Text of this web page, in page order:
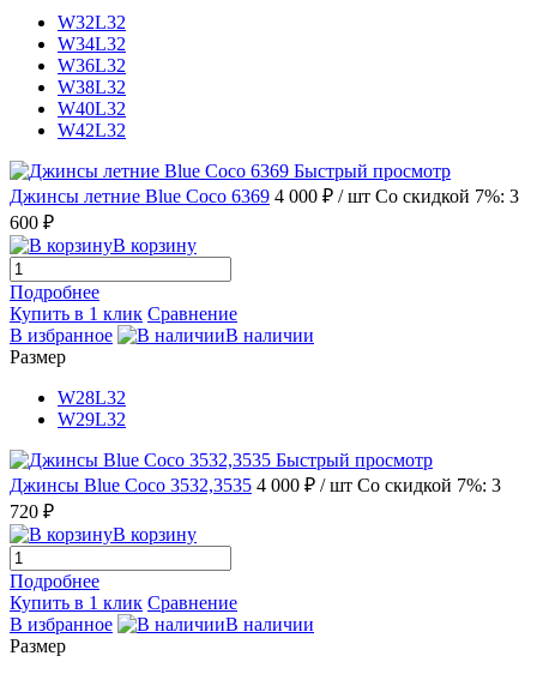
W32L32
W34L32
W36L32
W38L32
W40L32
W42L32
Быстрый просмотр
Джинсы летние Blue Coco 6369 4 000 ₽ / шт Со скидкой 7%: 3
600 ₽
В корзину
Подробнее
Купить в 1 клик Сравнение
В избранное
В наличии
Размер
W28L32
W29L32
Быстрый просмотр
Джинсы Blue Coco 3532,3535 4 000 ₽ / шт Со скидкой 7%: 3
720 ₽
В корзину
Подробнее
Купить в 1 клик Сравнение
В избранное
В наличии
Размер